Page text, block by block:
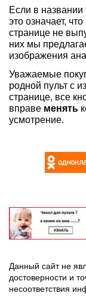
Если в названии
это означает,
странице не
них мы
изображения
Уважаемые
родной пульт с
странице, все
вправе менять
усмотрение.
Данный сайт не
достоверности и
несоответствия